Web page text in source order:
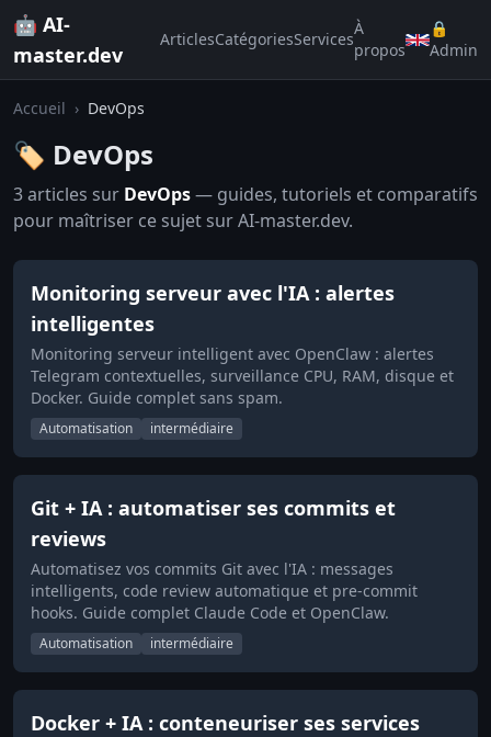
🤖 AI-
master.dev
ArticlesCatégoriesServices
À
propos
🔒
Admin
Accueil › DevOps
🏷️ DevOps
3 articles sur DevOps— guides, tutoriels et comparatifs
pour maîtriser ce sujet sur AI-master.dev.
Monitoring serveur avec l'IA : alertes
intelligentes
Monitoring serveur intelligent avec OpenClaw : alertes
Telegram contextuelles, surveillance CPU, RAM, disque et
Docker. Guide complet sans spam.
Automatisation intermédiaire
Git + IA : automatiser ses commits et
reviews
Automatisez vos commits Git avec l'IA : messages
intelligents, code review automatique et pre-commit
hooks. Guide complet Claude Code et OpenClaw.
Automatisation intermédiaire
Docker + IA : conteneuriser ses services